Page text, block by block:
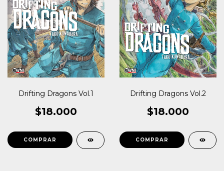
Drifting Dragons Vol.1
$18.000
Drifting Dragons Vol.2
$18.000